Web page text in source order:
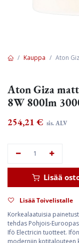
Kauppa Aton
Aton Giza
8W 800lm
254,21 € sis. ALV
Lisää
Lisää Toivelistalle
Korkealaatuisia
tehdas Pohjois-
Ifö Electricin tuotteet.
moderniin kotitalouteen